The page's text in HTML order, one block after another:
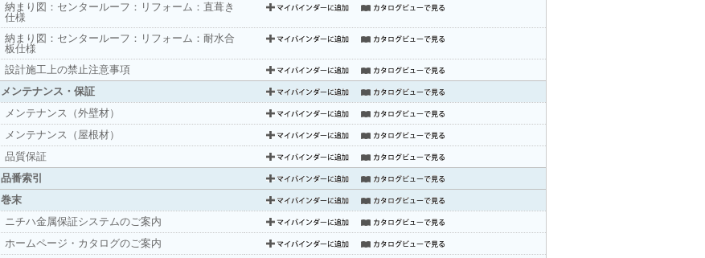
納まり図：センタールーフ：リフォーム：直葺き
仕様
納まり図：センタールーフ：リフォーム：耐水合
板仕様
設計施工上の禁止注意事項
メンテナンス・保証
メンテナンス（外壁材）
メンテナンス（屋根材）
品質保証
品番索引
巻末
ニチハ金属保証システムのご案内
ホームページ・カタログのご案内